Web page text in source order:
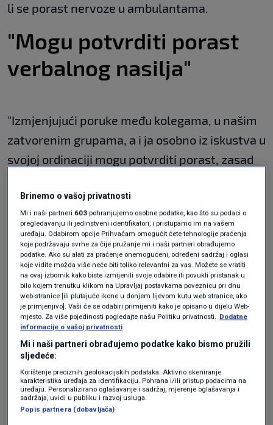
li se porast nervoze u ambulantama.
"Mogu potvrditi porast
verbalnog nasilja"
"Izmjenjujući poruke među kolegama, u našim
zatvorenim grupama, a i ja osobno iz iskustva u
svojoj ordinaciji mogu potvrditi porast, zasad
sestrama. Ljudi su postali jako agresivni i
netolerantni, viču na sestru već i zbog toga što
se ne javlja na telefon ili ako oni hoće
antibiotik kao 'lijek' za COVID, a mi im ga ne
damo", govori Krolo i dodaje:
"Gotovo u pravilu traže antibiotik i viču ako ga
ne dobiju, traže Sumamed čim doznaju da su
pozitivni, iako on nije lijek za virus i čak šteti.
Drugi primjer je ako im ne date COVID-potvrdu
kao vjerojatnim slučajevima preboljenja, jer je
to prebačeno u nadležnost obiteljskih liječnika.
Brinemo o vašoj privatnosti
Mi i naši partneri 603 pohranjujemo osobne podatke, kao što su podaci o
pregledavanju ili jedinstveni identifikatori, i pristupamo im na vašem
uređaju. Odabirom opcije Prihvaćam omogućit ćete tehnologije praćenja
koje podržavaju svrhe za čije pružanje mi i naši partneri obrađujemo
podatke. Ako su alati za praćenje onemogućeni, određeni sadržaj i oglasi
koje vidite možda više neće biti toliko relevantni za vas. Možete se vratiti
na ovaj izbornik kako biste izmijenili svoje odabire ili povukli pristanak u
bilo kojem trenutku klikom na Upravljaj postavkama poveznicu pri dnu
web-stranice [ili plutajuće ikone u donjem lijevom kutu web stranice, ako
je primjenjivo]. Vaši će se odabiri primijeniti kako je opisano u dijelu Web-
mjesto. Za više pojedinosti pogledajte našu Politiku privatnosti. Dodatne
informacije o vašoj privatnosti
Mi i naši partneri obrađujemo podatke kako bismo pružili
sljedeće:
Korištenje preciznih geolokacijskih podataka. Aktivno skeniranje
karakteristika uređaja za identifikaciju. Pohrana i/ili pristup podacima na
uređaju. Personalizirano oglašavanje i sadržaj, mjerenje oglašavanja i
sadržaja, uvidi u publiku i razvoj usluga.
Popis partnera (dobavljača)